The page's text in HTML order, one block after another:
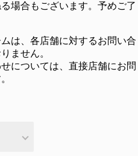
場合もございます。予めご了
は、各店舗に対するお問い合
ません。
については、直接店舗にお問